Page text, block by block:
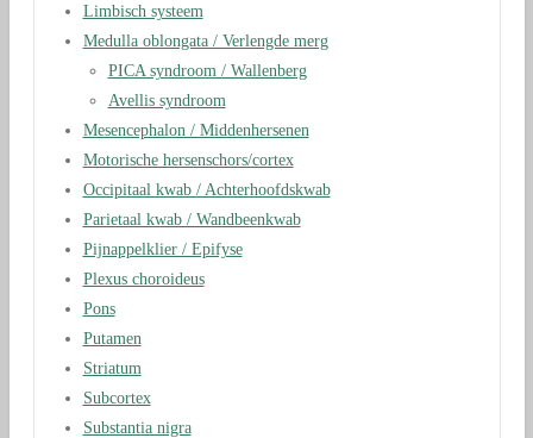
Limbisch systeem
Medulla oblongata / Verlengde merg
PICA syndroom / Wallenberg
Avellis syndroom
Mesencephalon / Middenhersenen
Motorische hersenschors/cortex
Occipitaal kwab / Achterhoofdskwab
Parietaal kwab / Wandbeenkwab
Pijnappelklier / Epifyse
Plexus choroideus
Pons
Putamen
Striatum
Subcortex
Substantia nigra